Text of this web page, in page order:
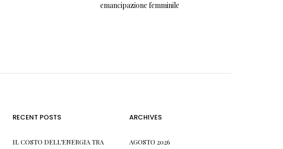
emancipazione femminile
RECENT POSTS
IL COSTO DELL’ENERGIA TRA
ARCHIVES
AGOSTO 2026